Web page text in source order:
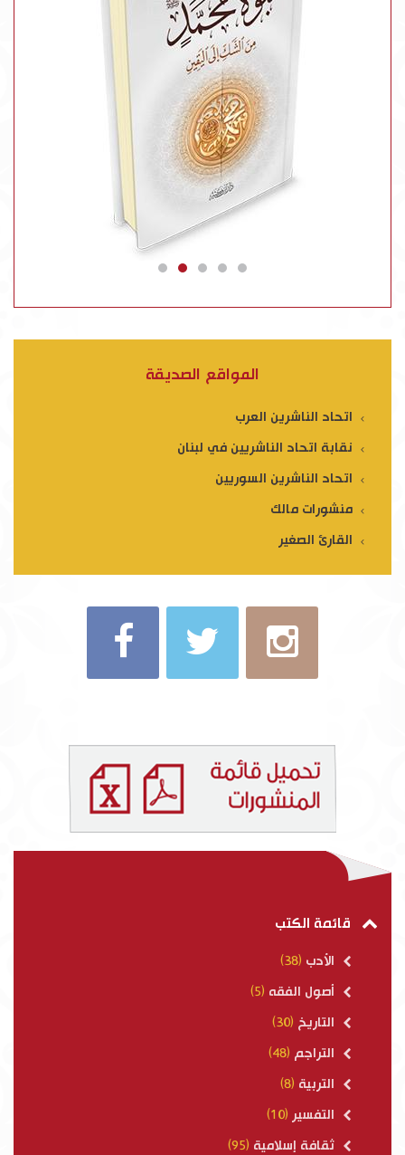
المواقع الصديقة
اتحاد الناشرين العرب
نقابة اتحاد الناشريين في لبنان
اتحاد الناشرين السوريين
منشورات مالك
القارئ الصغير
قائمة الكتب
الأدب (38)
أصول الفقه (5)
التاريخ (30)
التراجم (48)
التربية (8)
التفسير (10)
ثقافة إسلامية (95)